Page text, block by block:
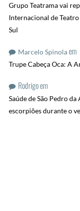
Grupo Teatrama vai
Internacional de
Sul
Marcelo Spinolaem
Trupe Cabeça Oca: A
Rodrigoem
Saúde de São Pedro
escorpiões durante o